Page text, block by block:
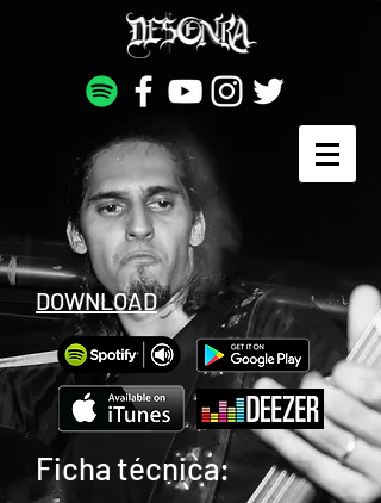
DOWNLOAD
Ficha técnica: